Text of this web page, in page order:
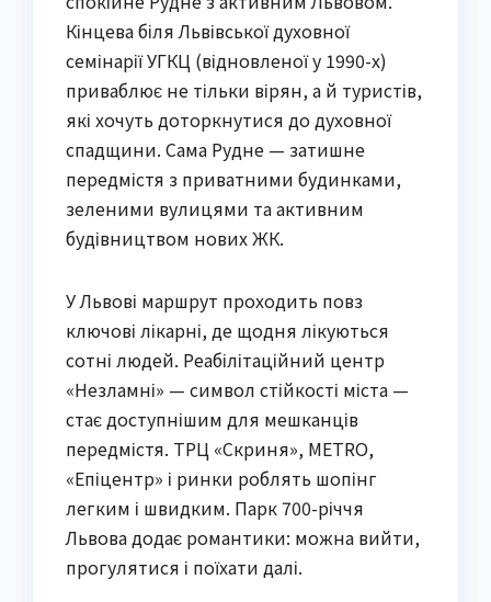
Кінцева біля Львівської духовної
семінарії УГКЦ (відновленої у 1990-х)
приваблює не тільки вірян, а й туристів,
які хочуть доторкнутися до духовної
спадщини. Сама Рудне — затишне
передмістя з приватними будинками,
зеленими вулицями та активним
будівництвом нових ЖК.
У Львові маршрут проходить повз
ключові лікарні, де щодня лікуються
сотні людей. Реабілітаційний центр
«Незламні» — символ стійкості міста —
стає доступнішим для мешканців
передмістя. ТРЦ «Скриня», METRO,
«Епіцентр» і ринки роблять шопінг
легким і швидким. Парк 700-річчя
Львова додає романтики: можна вийти,
прогулятися і поїхати далі.